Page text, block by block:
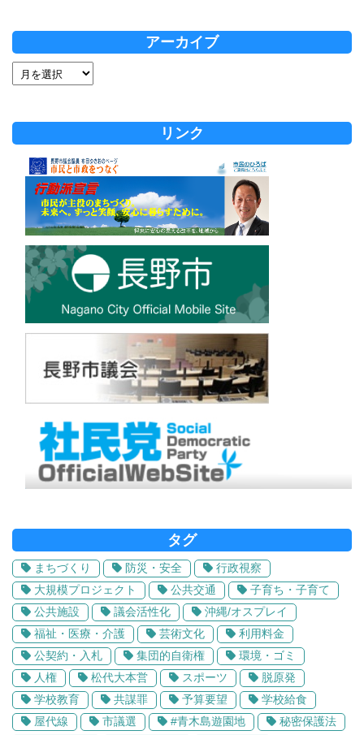
アーカイブ
リンク
タグ
まちづくり 防災・安全
行政視察
大規模プロジェクト
公共交通
子育ち・子育て
公共施設
議会活性化
沖縄/オスプレイ
福祉・医療・介護
芸術文化
利用料金
公契約・入札
集団的自衛権
環境・ゴミ
人権
松代大本営 スポーツ
脱原発
学校教育
共謀罪 予算要望
学校給食
屋代線
市議選 #青木島遊園地
秘密保護法